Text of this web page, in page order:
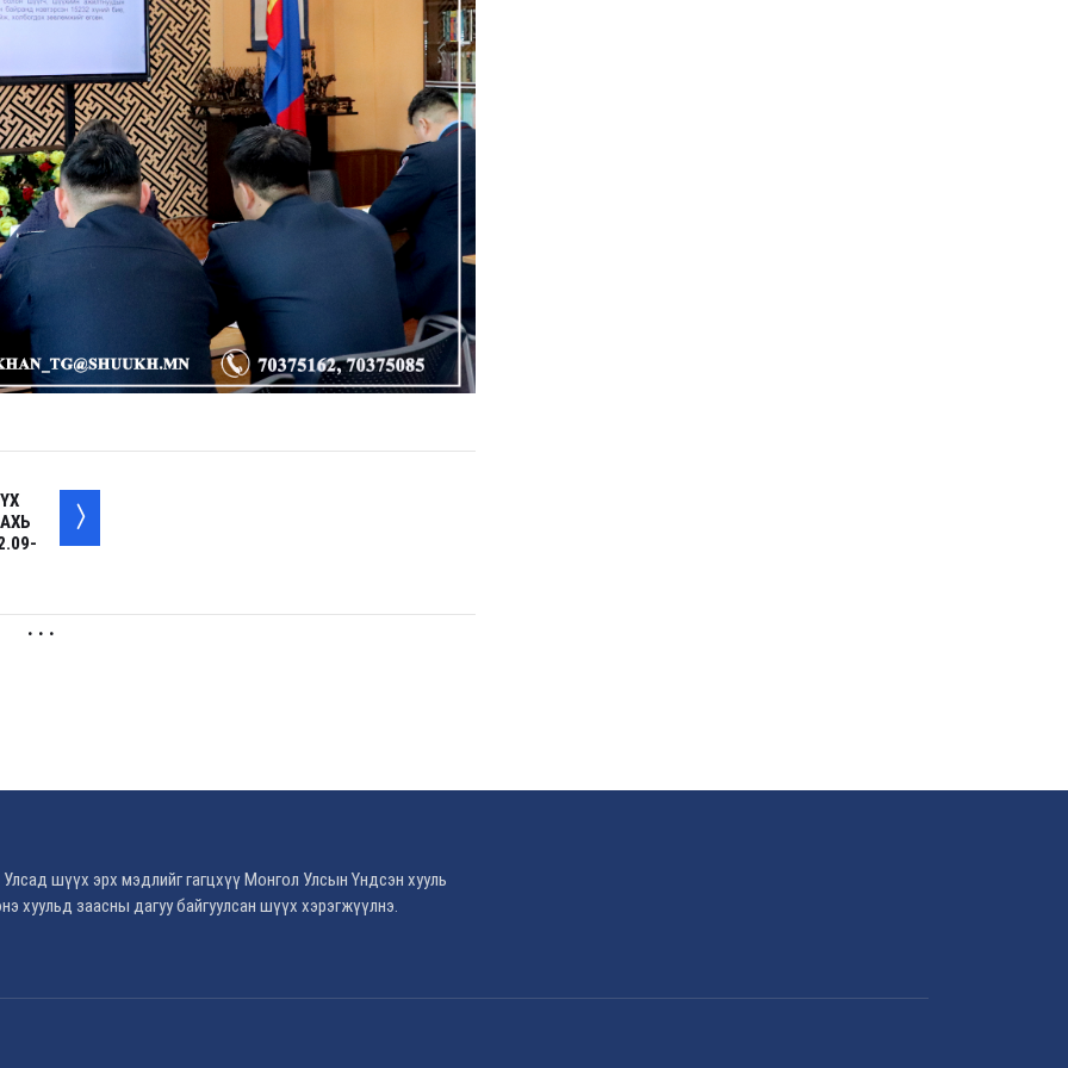
. . .
шүүх эрх мэдлийг гагцхүү Монгол Улсын Үндсэн хууль
хуульд заасны дагуу байгуулсан шүүх хэрэгжүүлнэ.